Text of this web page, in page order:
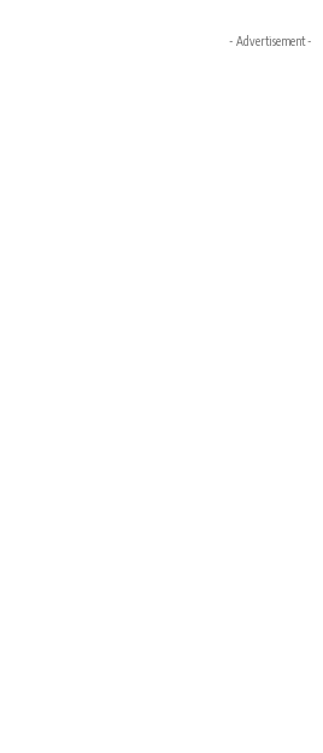
- Advertisement -